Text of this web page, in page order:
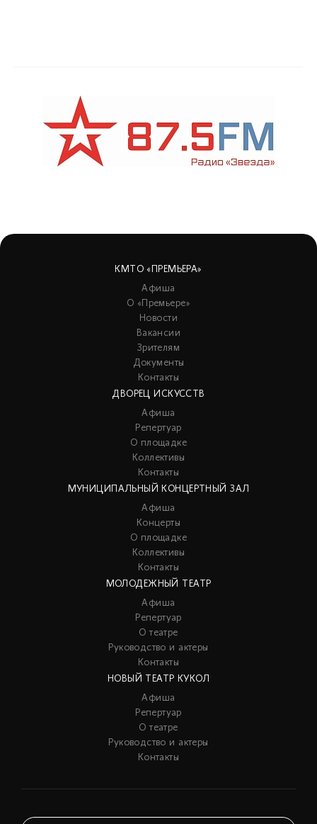
КМТО «ПРЕМЬЕРА»
Афиша
О «Премьере»
Новости
Вакансии
Зрителям
Документы
Контакты
ДВОРЕЦ ИСКУССТВ
Афиша
Репертуар
О площадке
Коллективы
Контакты
МУНИЦИПАЛЬНЫЙ КОНЦЕРТНЫЙ ЗАЛ
Афиша
Концерты
О площадке
Коллективы
Контакты
МОЛОДЕЖНЫЙ ТЕАТР
Афиша
Репертуар
О театре
Руководство и актеры
Контакты
НОВЫЙ ТЕАТР КУКОЛ
Афиша
Репертуар
О театре
Руководство и актеры
Контакты